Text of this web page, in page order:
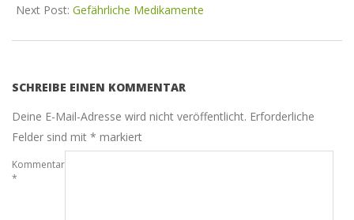
Next Post: Gefährliche Medikamente
SCHREIBE EINEN KOMMENTAR
Deine E-Mail-Adresse wird nicht veröffentlicht. Erforderliche
Felder sind mit * markiert
Kommentar
*